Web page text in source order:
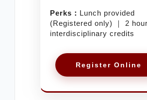
Perks： Lunch provided
(Registered only) ｜ 2
interdisciplinary credits
Register Online